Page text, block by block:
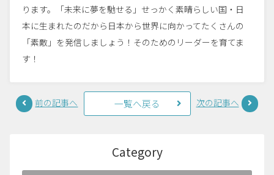
ります。「未来に夢を馳せる」せっかく素晴らしい国・日
本に生まれたのだから日本から世界に向かってたくさんの
「素敵」を発信しましょう！そのためのリーダーを育てま
す！
前の記事へ 一覧へ戻る 次の記事へ
Category